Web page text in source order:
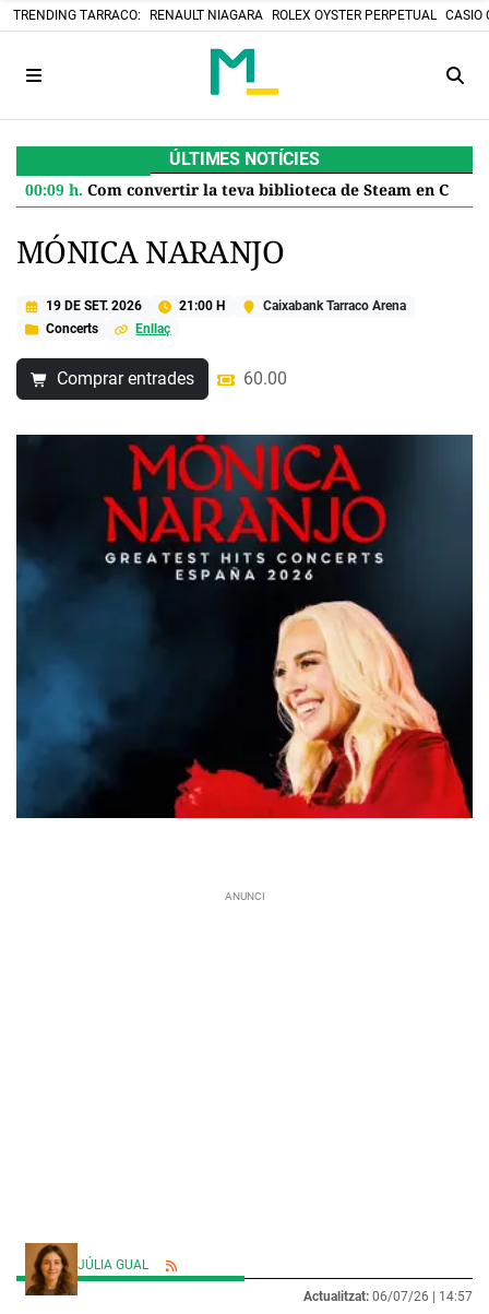
TRENDING TARRACO: RENAULT NIAGARA ROLEX OYSTER PERPETUAL CASIO
ÚLTIMES NOTÍCIES
00:09 h. Com convertir la teva biblioteca de Steam en Cartutxos retro: el projecte DIY que desafia el futur digital
MÓNICA NARANJO
19 DE SET. 2026 21:00 H
Caixabank Tarraco Arena
Concerts
Enllaç
Comprar entrades 60.00
JÚLIA GUAL
Actualitzat: 06/07/26 | 14:57